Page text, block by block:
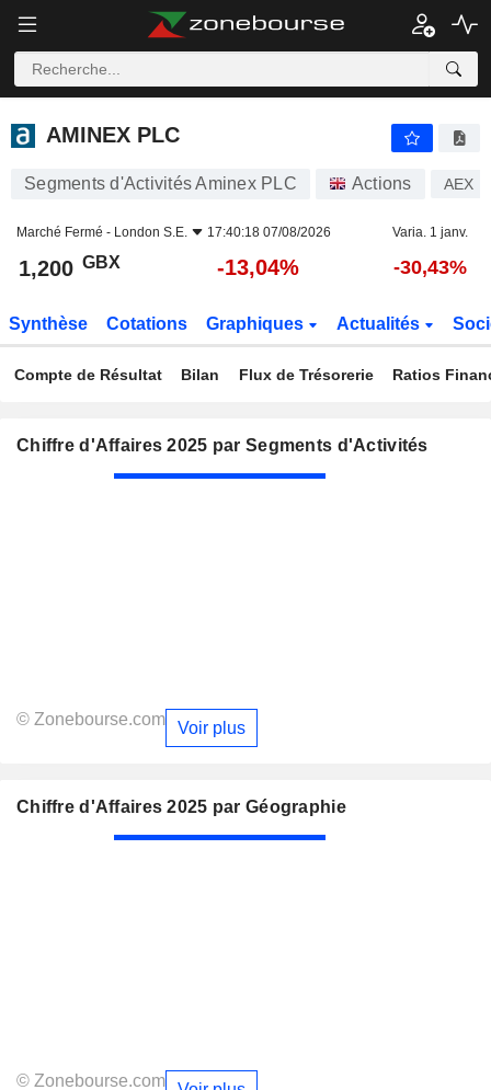
AMINEX PLC
AMINEX PLC
Segments d'Activités Aminex PLC Actions AEX
Marché Fermé - London S.E. 17:40:18 07/08/2026 Varia. 1 janv.
1,200 GBX -13,04% -30,43%
Synthèse Cotations Graphiques Actualités
Compte de Résultat Bilan Flux de Trésorerie Ratios
Chiffre d'Affaires 2025 par Segments d'Activités
© Zonebourse.com Voir plus
Chiffre d'Affaires 2025 par Géographie
© Zonebourse.com